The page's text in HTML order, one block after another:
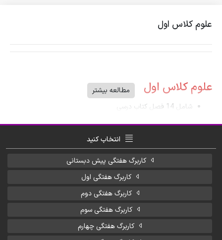
علوم کلاس اول
علوم کلاس اول
شامل 14 فصل کتاب درسی
آزمون های متنوع و جامع
درسنامه از تمام فصول علوم کلاس اول دبستان
مناسب برای مربیان و والدین گرامی
صفحات استاندارد (A4)
استفاده از به روزترین تصاویر
مطالعه بیشتر
انتخاب کنید
کاربرگ هفتگی پیش دبستانی
کاربرگ هفتگی اول
کاربرگ هفتگی دوم
کاربرگ هفتگی سوم
کاربرگ هفتگی چهارم